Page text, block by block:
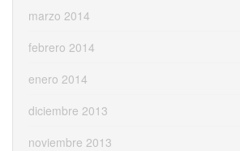
marzo 2014
febrero 2014
enero 2014
diciembre 2013
noviembre 2013